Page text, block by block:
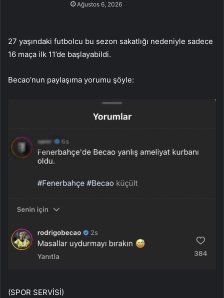
Ağustos 6, 2026
27 yaşındaki futbolcu bu sezon sakatlığı nedeniyle sadece
16 maça ilk 11’de başlayabildi.
Becao’nun paylaşıma yorumu şöyle:
(SPOR SERVİSİ)